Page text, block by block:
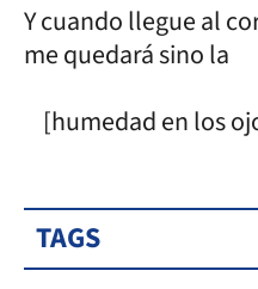
Y cuando llegue al
me quedará sino la
[humedad en los
TAGS